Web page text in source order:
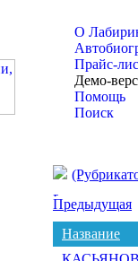
О
Прайс-
Демо-
Помощь
Поиск
Предыдущая
Название